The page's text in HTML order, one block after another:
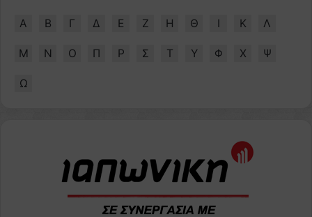
Α Β Γ Δ Ε Ζ Η Θ Ι Κ Λ
Μ Ν Ο Π Ρ Σ Τ Υ Φ Χ Ψ
Ω